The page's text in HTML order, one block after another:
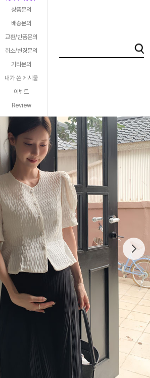
상품문의
배송문의
교환/반품문의
취소/변경문의
기타문의
내가 쓴 게시물
이벤트
Review